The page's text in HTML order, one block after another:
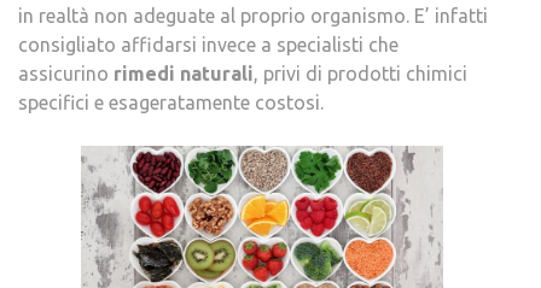
in realtà non adeguate al proprio organismo. E’ infatti
consigliato affidarsi invece a specialisti che
assicurino rimedi naturali, privi di prodotti chimici
specifici e esageratamente costosi.